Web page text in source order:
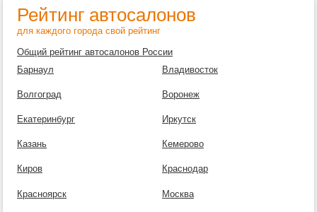
Рейтинг автосалонов
для каждого города свой рейтинг
Общий рейтинг автосалонов России
Барнаул
Владивосток
Волгоград Воронеж
Екатеринбург Иркутск
Казань Кемерово
Киров Краснодар
Красноярск Москва